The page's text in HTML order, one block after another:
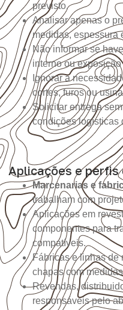
previsto.
Analisar apenas o
medidas, espessura
Não informar se
interno ou
Ignorar a
cortes, furos ou
Solicitar entrega
condições logísticas
Aplicações e perfis
Marcenarias e
trabalham com
Aplicações em
componentes para
compatíveis.
Fábricas e linhas de
chapas com
Revendas,
responsáveis pelo